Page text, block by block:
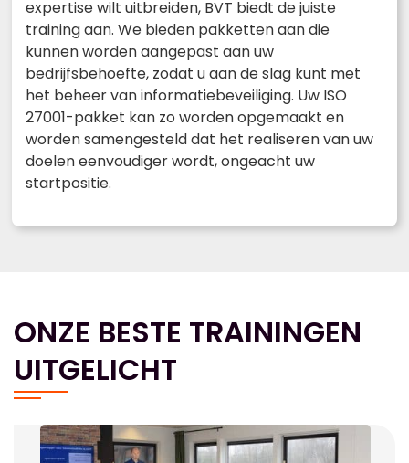
expertise wilt uitbreiden, BVT biedt de juiste
training aan. We bieden pakketten aan die
kunnen worden aangepast aan uw
bedrijfsbehoefte, zodat u aan de slag kunt met
het beheer van informatiebeveiliging. Uw ISO
27001-pakket kan zo worden opgemaakt en
worden samengesteld dat het realiseren van uw
doelen eenvoudiger wordt, ongeacht uw
startpositie.
ONZE BESTE TRAININGEN
UITGELICHT